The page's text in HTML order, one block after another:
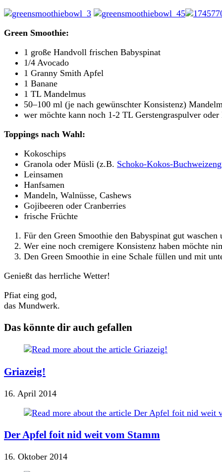
Green Smoothie:
1 große Handvoll frischen Babyspinat
1/4 Avocado
1 Granny Smith Apfel
1 Banane
1 TL Mandelmus
50–100 ml (je nach gewünschter Konsistenz)
wer möchte kann noch 1-2 TL Gerstengraspulver
Toppings nach Wahl:
Kokoschips
Granola oder Müsli (z.B. Schoko-Kokos-
Leinsamen
Hanfsamen
Mandeln, Walnüsse, Cashews
Gojibeeren oder Cranberries
frische Früchte
Für den Green Smoothie den Babyspinat gut
Wer eine noch cremigere Konsistenz haben möchte
Den Green Smoothie in eine Schale füllen und mit
Genießt das herrliche Wetter!
Pfiat eing god,
das Mundwerk.
Das könnte dir auch gefallen
Griazeig!
16. April 2014
Der Apfel foit nid weit vom Stamm
16. Oktober 2014